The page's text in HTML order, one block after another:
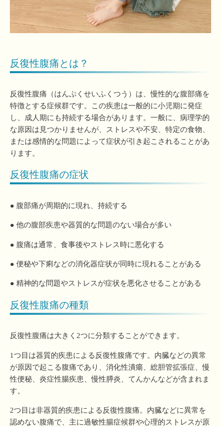
反復性腹痛とは？
反復性腹痛（はんぷくせいふくつう）は、慢性的な腹部痛を
特徴とする症候群です。この疾患は一般的に小児期に発症
し、成人期にも持続する場合があります。一般に、病理学的
な原因は見つかりませんが、ストレスや不安、特定の食物、
または感情的な問題によって症状が引き起こされることがあ
ります。
反復性腹痛の症状
● 腹部痛が周期的に現れ、持続する
● 他の腹部疾患や器質的な問題のない場合が多い
● 腹痛は通常、食事後やストレス時に悪化する
● 便秘や下痢などの消化器症状が同時に現れることがある
● 精神的な問題やストレスが症状を悪化させることがある
反復性腹痛の種類
反復性腹痛は大きく2つに分類することができます。
1つ目は器質的疾患による反復性腹痛です。内臓などの異常
が原因で起こる腹痛であり、消化性潰瘍、総胆管拡張症、慢
性便秘、炎症性腸疾患、慢性膵炎、てんかんなどが含まれま
す。
2つ目は非器質的疾患による反復性腹痛。内臓などに異常を
認めない腹痛で、主に過敏性腸症候群や心理的ストレスが原